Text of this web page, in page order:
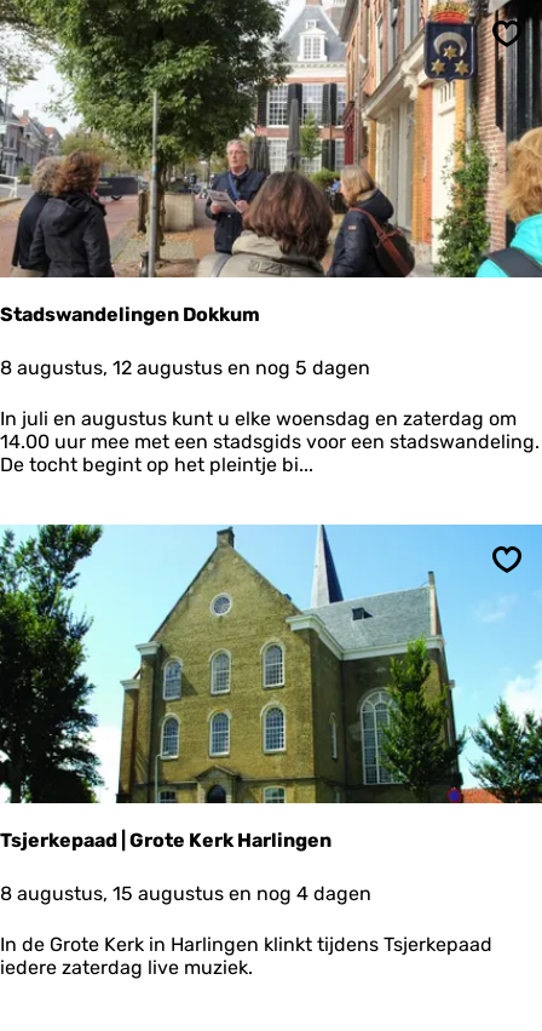
o
o
s
t
e
r
n
a
a
r
H
e
t
Z
l
e
p
a
Stadswandelingen Dokkum
S
a
d
s
n
d
e
l
i
n
g
n
D
o
k
k
u
m
8 augustus, 12 augustus en nog 5 dagen
In juli en augustus kunt u elke woensdag en zaterdag om
14.00 uur mee met een stadsgids voor een stadswandeling.
De tocht begint op het pleintje bi...
Tsjerkepaad | Grote Kerk Harlingen
T
j
e
8 augustus, 15 augustus en nog 4 dagen
In de Grote Kerk in Harlingen klinkt tijdens Tsjerkepaad
iedere zaterdag live muziek.